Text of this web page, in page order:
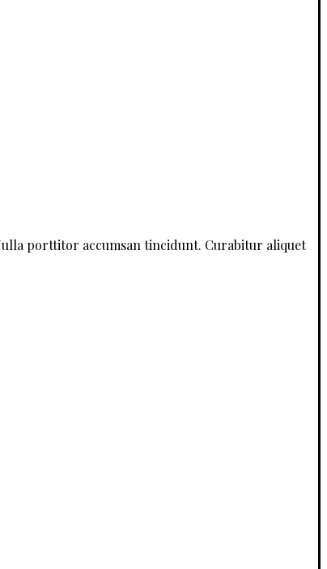
porttitor accumsan tincidunt. Curabitur aliquet